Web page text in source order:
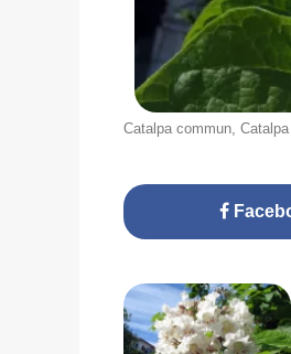
Catalpa commun,